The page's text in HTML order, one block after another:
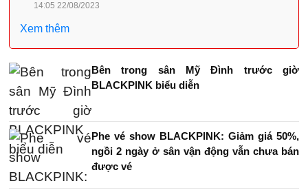
14:05 22/08/2023
Xem thêm
Bên trong sân Mỹ Đình trước giờ
BLACKPINK biểu diễn
Phe vé show BLACKPINK: Giảm giá 50%,
ngồi 2 ngày ở sân vận động vẫn chưa bán
được vé